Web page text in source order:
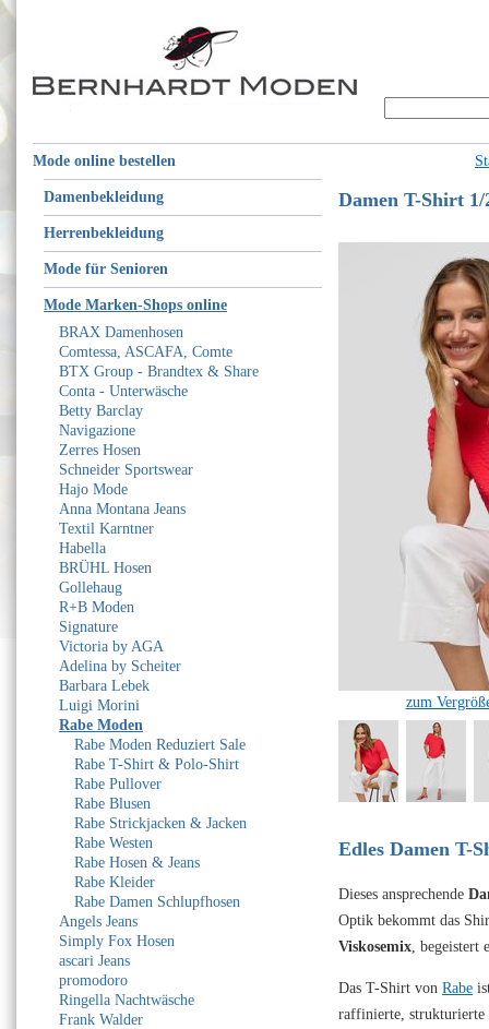
Mode online bestellen
Damenbekleidung
Herrenbekleidung
Mode für Senioren
Mode Marken-Shops online
BRAX Damenhosen
Comtessa, ASCAFA, Comte
BTX Group - Brandtex & Share
Conta - Unterwäsche
Betty Barclay
Navigazione
Zerres Hosen
Schneider Sportswear
Hajo Mode
Anna Montana Jeans
Textil Karntner
Habella
BRÜHL Hosen
Gollehaug
R+B Moden
Signature
Victoria by AGA
Adelina by Scheiter
Barbara Lebek
Luigi Morini
Rabe Moden
Rabe Moden Reduziert Sale
Rabe T-Shirt & Polo-Shirt
Rabe Pullover
Rabe Blusen
Rabe Strickjacken & Jacken
Rabe Westen
Rabe Hosen & Jeans
Rabe Kleider
Rabe Damen Schlupfhosen
Angels Jeans
Simply Fox Hosen
ascari Jeans
promodoro
Ringella Nachtwäsche
Frank Walder
Damen T-Shirt
zum
Edles Damen T-
Dieses ansprechende
Optik bekommt das
Viskosemix, begeistert
Das T-Shirt von Rabe
raffinierte,